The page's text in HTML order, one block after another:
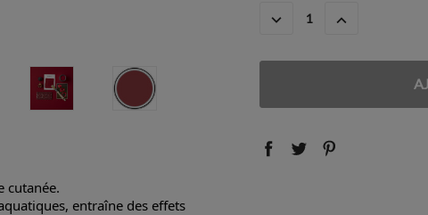
cutanée.
entraîne des effets
DIMINUER
:
AUGMENTER
: